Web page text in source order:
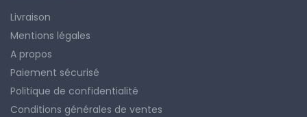
Livraison
Mentions légales
A propos
Paiement sécurisé
Politique de confidentialité
Conditions générales de ventes